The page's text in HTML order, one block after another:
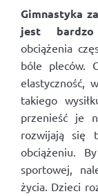
Gimnastyka
jest bardzo
obciążenia
bóle pleców.
elastyczność,
takiego
przenieść je
rozwijają się
obciążeniu.
sportowej,
życia. Dzieci